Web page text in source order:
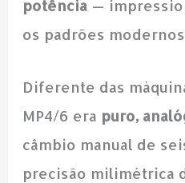
potência —
os padrões
Diferente das
MP4/6 era puro,
câmbio manual de
precisão milimétrica